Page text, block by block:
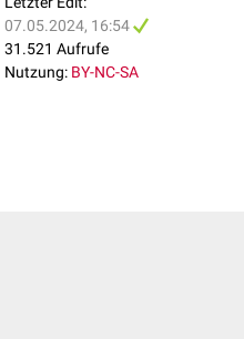
07.05.2024, 16:54
31.521 Aufrufe
Nutzung: BY-NC-SA